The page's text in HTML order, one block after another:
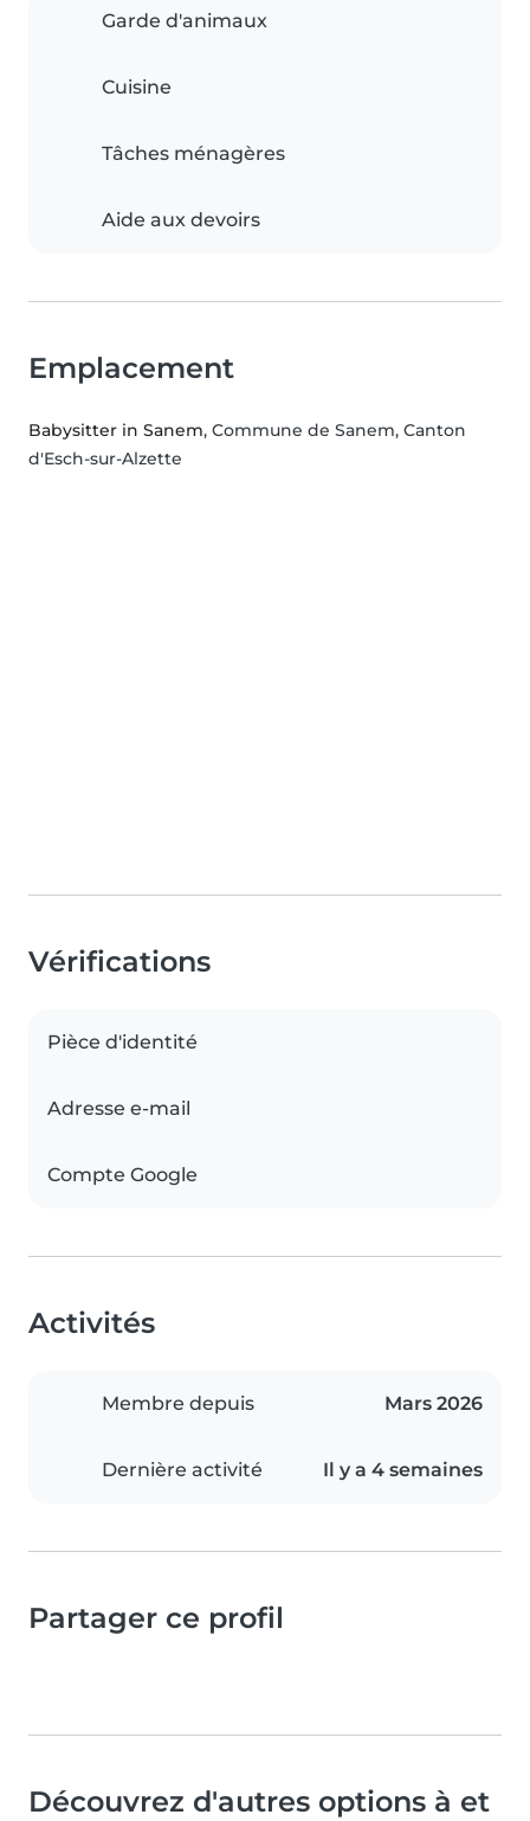
Garde d'animaux
Cuisine
Tâches ménagères
Aide aux devoirs
Emplacement
Babysitter in Sanem, Commune de Sanem, Canton
d'Esch-sur-Alzette
Vérifications
Pièce d'identité
Adresse e-mail
Compte Google
Activités
Membre depuis Mars 2026
Dernière activité Il y a 4 semaines
Partager ce profil
Découvrez d'autres options à et